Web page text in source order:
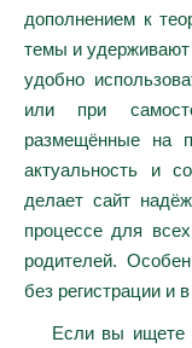
дополнением к
темы и
удобно
или при
размещённые на
актуальность и
делает сайт
процессе для
родителей.
без регистрации и
Если вы ищете